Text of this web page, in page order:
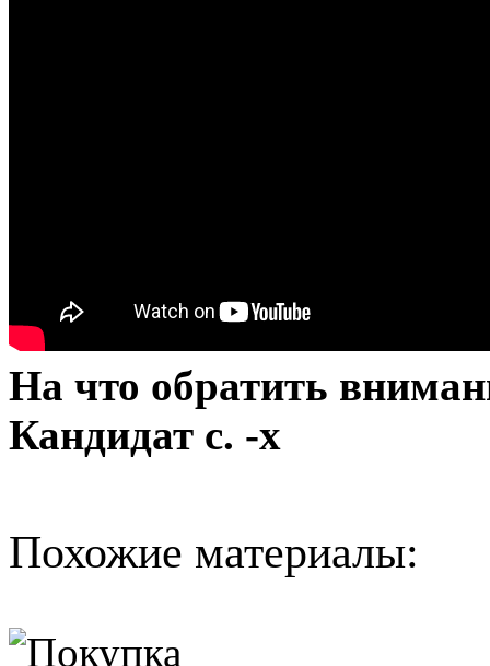
На что обратить
Кандидат с. -х
Похожие материалы: